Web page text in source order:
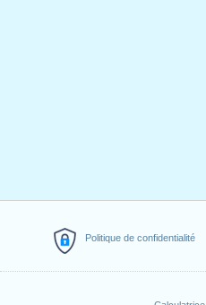
Politique de confidentialité